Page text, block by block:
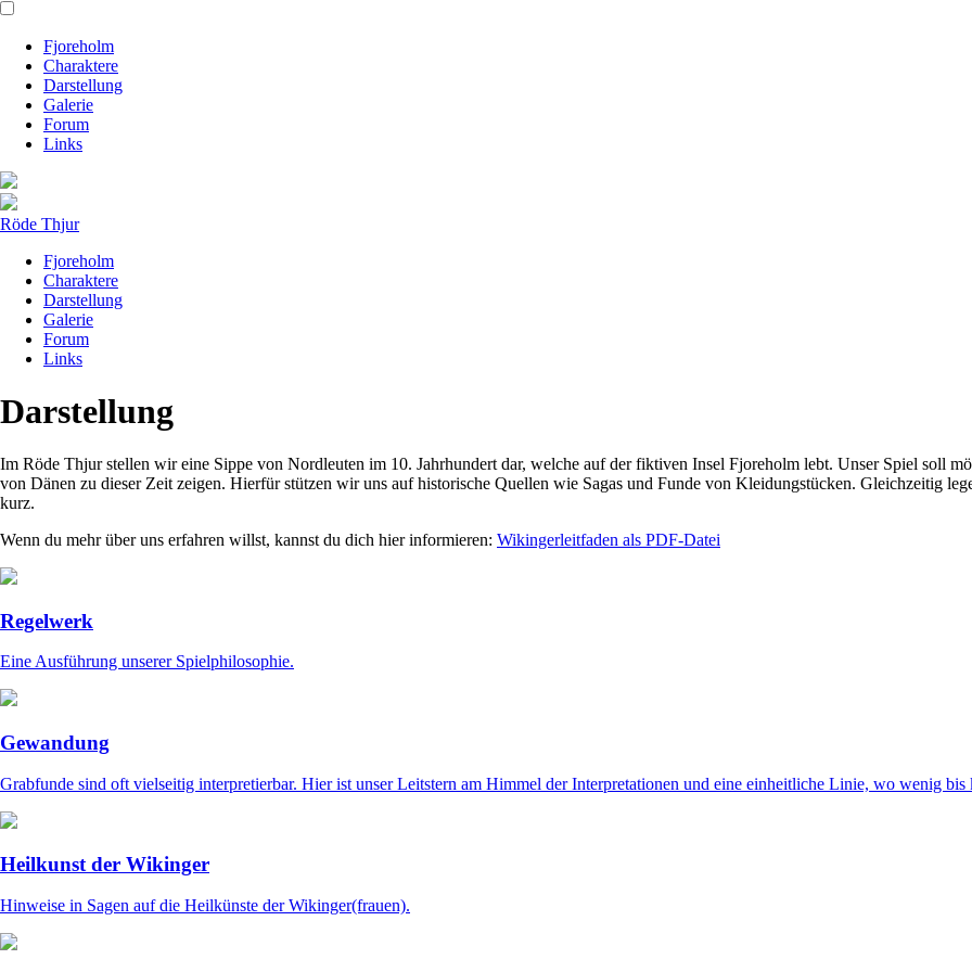
Fjoreholm
Charaktere
Darstellung
Galerie
Forum
Links
Röde Thjur
Fjoreholm
Charaktere
Darstellung
Galerie
Forum
Links
Darstellung
Im Röde Thjur stellen wir eine Sippe von Nordleuten im 10. Jahrhundert dar, welche auf der fiktiven Insel Fjoreholm lebt. Unser Spiel soll
von Dänen zu dieser Zeit zeigen. Hierfür stützen wir uns auf historische Quellen wie Sagas und Funde von Kleidungstücken. Gleichzeitig
kurz.
Wenn du mehr über uns erfahren willst, kannst du dich hier informieren: Wikingerleitfaden als PDF-Datei
Regelwerk
Eine Ausführung unserer Spielphilosophie.
Gewandung
Grabfunde sind oft vielseitig interpretierbar. Hier ist unser Leitstern am Himmel der Interpretationen und eine einheitliche Linie, wo wenig bis
Heilkunst der Wikinger
Hinweise in Sagen auf die Heilkünste der Wikinger(frauen).